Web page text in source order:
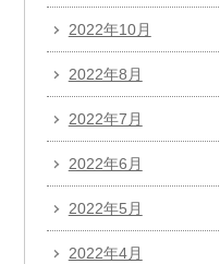
2022年10月
2022年8月
2022年7月
2022年6月
2022年5月
2022年4月